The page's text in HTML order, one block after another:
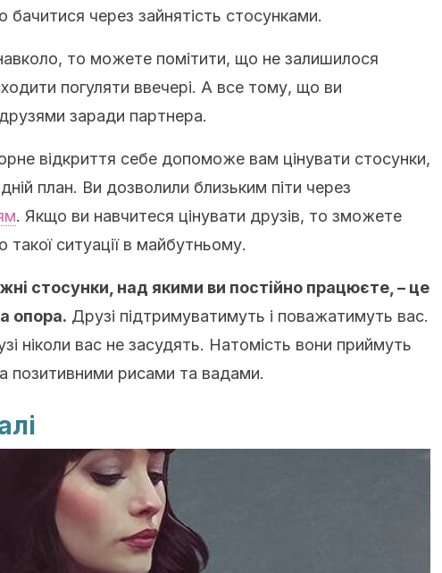
бачитися через зайнятість стосунками.
то можете помітити, що не залишилося
погуляти ввечері. А все тому, що ви
заради партнера.
відкриття себе допоможе вам цінувати стосунки,
план. Ви дозволили близьким піти через
. Якщо ви навчитеся цінувати друзів, то зможете
такої ситуації в майбутньому.
стосунки, над якими ви постійно працюєте, – це
опора. Друзі підтримуватимуть і поважатимуть вас.
ніколи вас не засудять. Натомість вони приймуть
позитивними рисами та вадами.